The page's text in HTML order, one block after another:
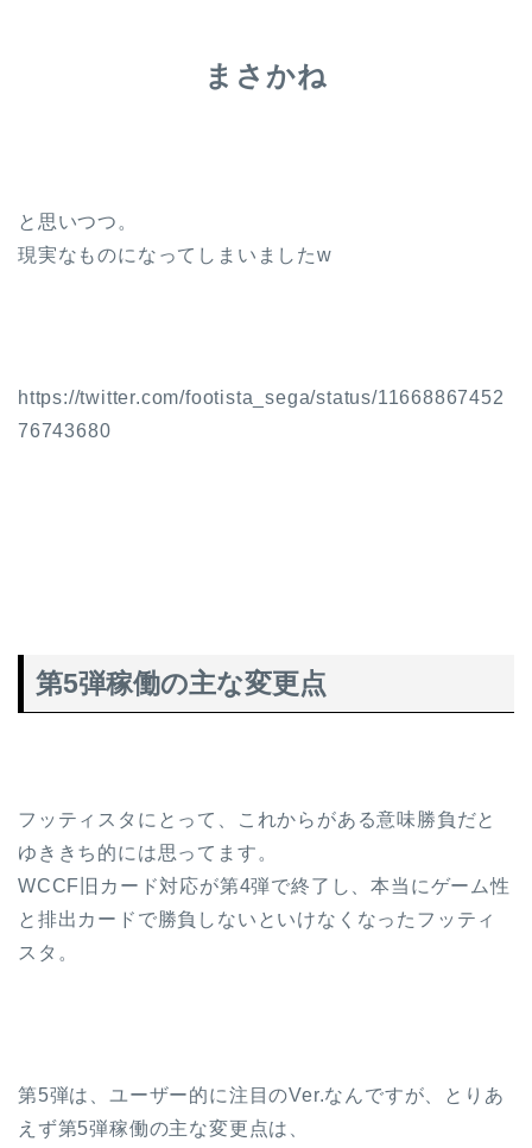
まさかね
と思いつつ。
現実なものになってしまいましたw
https://twitter.com/footista_sega/status/11668867452
76743680
第5弾稼働の主な変更点
フッティスタにとって、これからがある意味勝負だと
ゆききち的には思ってます。
WCCF旧カード対応が第4弾で終了し、本当にゲーム性
と排出カードで勝負しないといけなくなったフッティ
スタ。
第5弾は、ユーザー的に注目のVer.なんですが、とりあ
えず第5弾稼働の主な変更点は、